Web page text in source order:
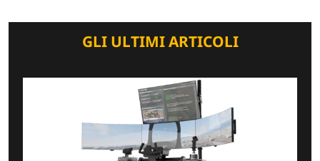
GLI ULTIMI ARTICOLI